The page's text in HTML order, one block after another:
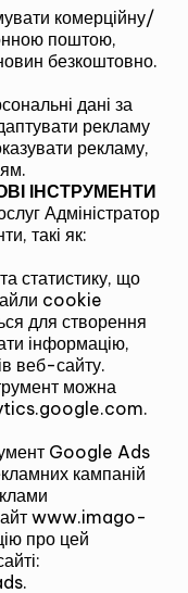
комерційну/
поштою,
безкоштовно.
дані за
рекламу
рекламу,
ІНСТРУМЕНТИ
Адміністратор
такі як:
статистику, що
cookie
для створення
інформацію,
веб-сайту.
можна
.
Google Ads
кампаній
сайт www.imago-
про цей
.